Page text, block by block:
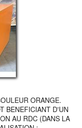
ORANGE.
BENEFICIANT D'UN
AU RDC (DANS LA